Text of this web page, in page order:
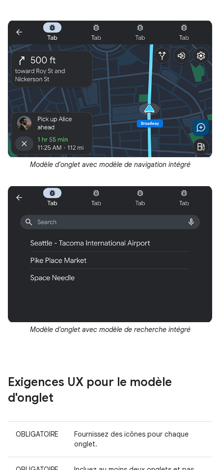
Modèle d'onglet avec modèle de navigation intégré
Modèle d'onglet avec modèle de recherche intégré
Exigences UX pour le modèle
d'onglet
OBLIGATOIRE
Fournissez des icônes pour chaque
onglet.